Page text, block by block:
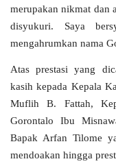
merupakan nikmat dan
disyukuri. Saya
mengahrumkan nama
Atas prestasi yang
kasih kepada Kepala
Muflih B. Fattah,
Gorontalo Ibu
Bapak Arfan Tilome
mendoakan hingga